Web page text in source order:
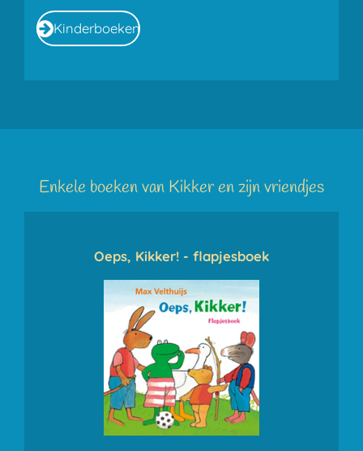
Kinderboeken
Enkele boeken van Kikker en zijn vriendjes
Oeps, Kikker! - flapjesboek